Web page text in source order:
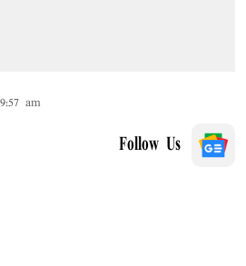
am
Follow Us